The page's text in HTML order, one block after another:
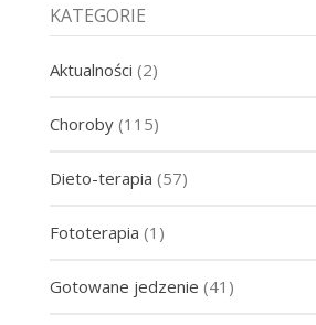
KATEGORIE
Aktualności (2)
Choroby(115)
Dieto-terapia (57)
Fototerapia (1)
Gotowane jedzenie (41)